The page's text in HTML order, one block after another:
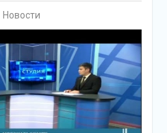
Новости